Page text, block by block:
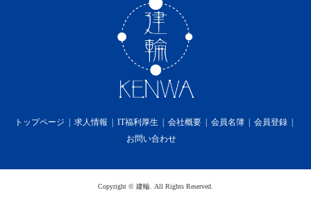
しくはその他の費用の損害又は補償を免れるもの
本サービスの利用料金に関しては無償提供の為、
一切かからないものとします。
第16条 プライバシーポリシーの遵守
当社は、個人情報を適切に保護し、当社のホームペ
す。
ービス提供の中断）及び第14条（本サービス提供
トップページ 求人情報 IT福利厚生 会社概要 会員名簿
会員登録
お問い合わせ
Copyright © 建輪. All Rights Reserved.